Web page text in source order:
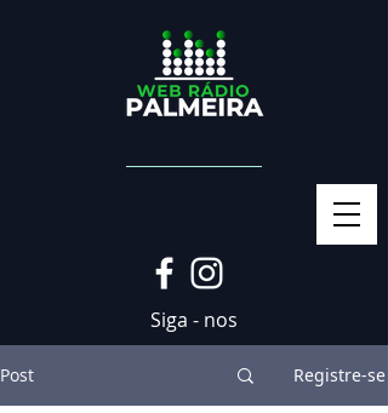
Siga - nos
Post Registre-se